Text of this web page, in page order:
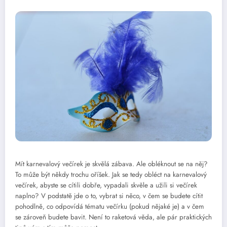
Mít karnevalový večírek je skvělá zábava. Ale obléknout se na něj?
To může být někdy trochu oříšek. Jak se tedy obléct na karnevalový
večírek, abyste se cítili dobře, vypadali skvěle a užili si večírek
naplno? V podstatě jde o to, vybrat si něco, v čem se budete cítit
pohodlně, co odpovídá tématu večírku (pokud nějaké je) a v čem
se zároveň budete bavit. Není to raketová věda, ale pár praktických